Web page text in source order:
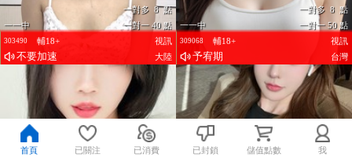
一一中
一對多 8 點
一對一 40 點
輔18+
視訊
303490
不要加速 大陸
一一中
一對多 8 點
一對一 50 點
輔18+
視訊
309068
予宥期 台灣
首頁 已關注 已消費 已封鎖 儲值點數 我